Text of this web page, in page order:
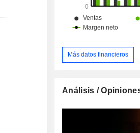
Más datos financieros
Análisis /